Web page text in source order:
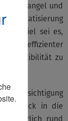
und
Automatisierung
Ziel sei es,
und effizienter
Flexibilität zu
Einblick in die
jährlich rund